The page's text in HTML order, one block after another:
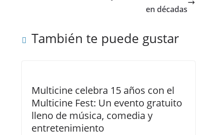
en décadas
También te puede gustar
Multicine celebra 15 años con el
Multicine Fest: Un evento gratuito
lleno de música, comedia y
entretenimiento